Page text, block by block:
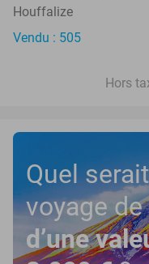
Houffalize
Vendu : 505
Hors
Quel
voyage
d’une